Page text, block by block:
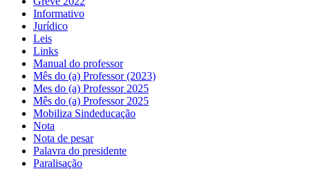
Informativo
Jurídico
Leis
Links
Manual do professor
Mês do (a) Professor (2023)
Mes do (a) Professor 2025
Mês do (a) Professor 2025
Mobiliza Sindeducação
Nota
Nota de pesar
Palavra do presidente
Paralisação